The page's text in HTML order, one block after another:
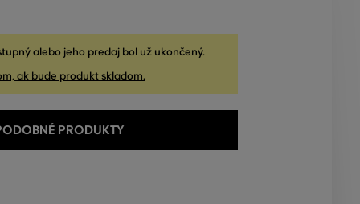
alebo jeho predaj bol už ukončený.
ak bude produkt skladom.
PRODUKTY